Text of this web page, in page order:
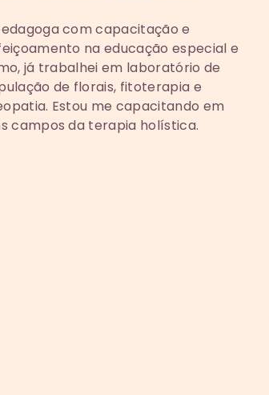
com capacitação e
na educação especial e
já trabalhei em laboratório de
de florais, fitoterapia e
Estou me capacitando em
campos da terapia holística.